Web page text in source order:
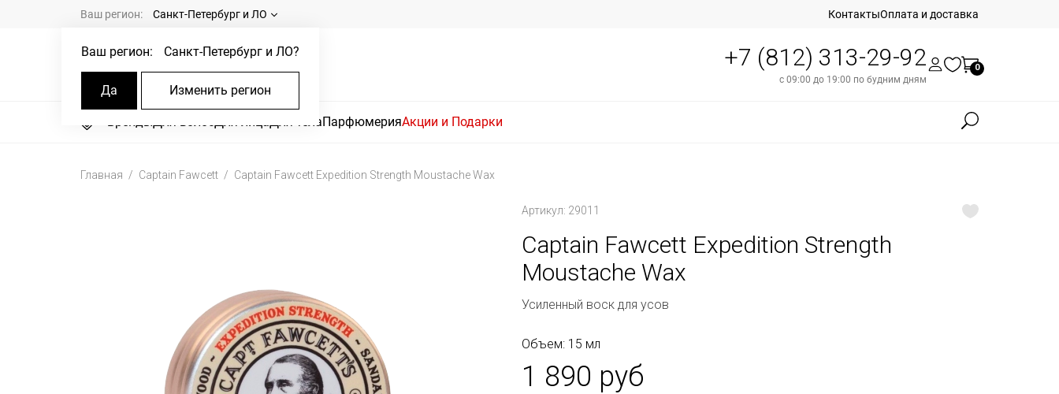
Ваш регион: Санкт-Петербург и ЛО
Ваш регион: Санкт-Петербург и ЛО?
Да Изменить регион
КонтактыОплата и доставка
+7 (812) 313-29-92
с 09:00 до 19:00 по будним дням
0
БрендыДля волосДля лицаДля телаПарфюмерияАкции и Подарки
Главная Captain Fawcett Captain Fawcett Expedition Strength Moustache Wax
Артикул: 29011
Captain Fawcett Expedition Strength
Moustache Wax
Усиленный воск для усов
Объем: 15 мл
1 890 руб